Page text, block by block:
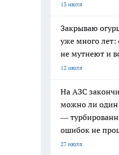
13 июля
Закрываю
уже много лет:
не мутнеют и
12 июля
На АЗС
можно ли один
—
ошибок не
27 июля